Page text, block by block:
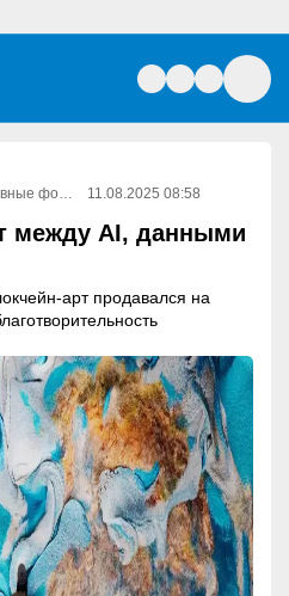
Альтернативные формы майнинга 11.08.2025 08:58
между AI, данными
арт продавался на